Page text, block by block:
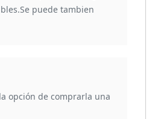
puede tambien
opción de comprarla una